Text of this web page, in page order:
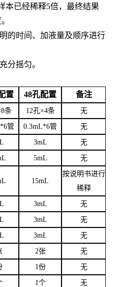
本已经稀释5倍，最终结果
。
的时间、加液量及顺序进行
分摇匀。
置 48孔配置 备注
条 12孔×4条 无
管 0.3mL*6管 无
3mL 无
5mL 无
15mL
按说明书进行
稀释
3mL 无
3mL 无
3mL 无
2张 无
1份 无
1个
无